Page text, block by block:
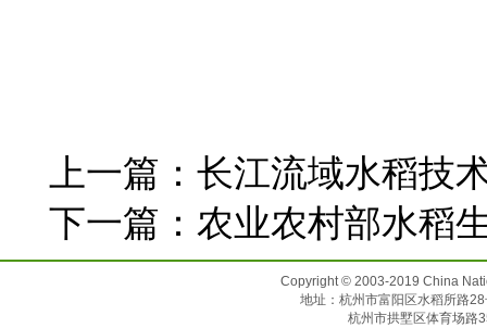
上一篇： 长江流域水稻技
下一篇： 农业农村部水稻
Copyright © 2003-2019 China
地址：杭州市富阳区水稻所路
杭州市拱墅区体